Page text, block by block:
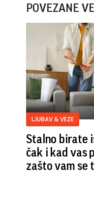
POVEZANE
LJUBAV & VEZE
Stalno birate
čak i kad vas
zašto vam se